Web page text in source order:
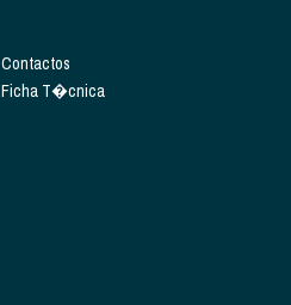
Contactos
Ficha T�cnica